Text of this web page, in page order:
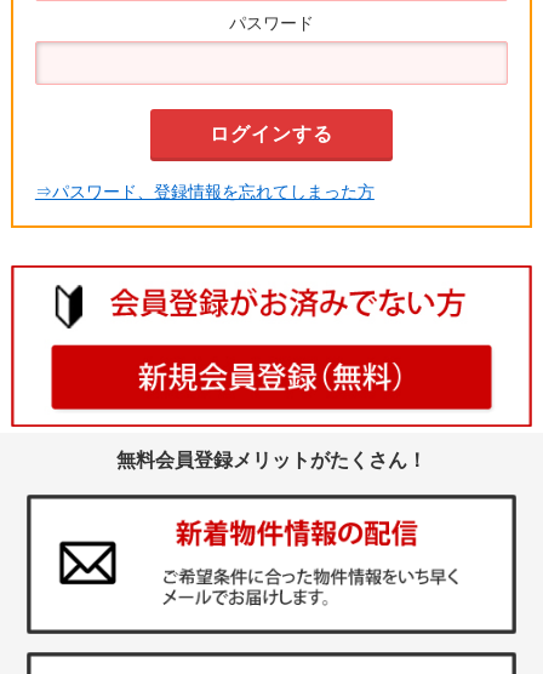
パスワード
⇒パスワード、登録情報を忘れてしまった方
無料会員登録メリットがたくさん！